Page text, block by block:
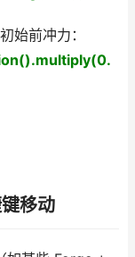
始前冲力：
移动